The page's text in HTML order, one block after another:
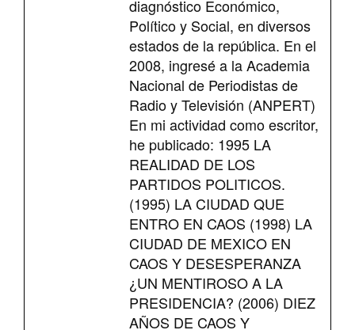
diagnóstico Económico,
Político y Social, en diversos
estados de la república. En el
2008, ingresé a la Academia
Nacional de Periodistas de
Radio y Televisión (ANPERT)
En mi actividad como escritor,
he publicado: 1995 LA
REALIDAD DE LOS
PARTIDOS POLITICOS.
(1995) LA CIUDAD QUE
ENTRO EN CAOS (1998) LA
CIUDAD DE MEXICO EN
CAOS Y DESESPERANZA
¿UN MENTIROSO A LA
PRESIDENCIA? (2006) DIEZ
AÑOS DE CAOS Y